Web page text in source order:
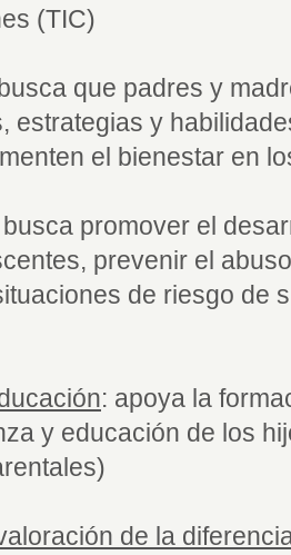
(TIC)
que padres y
estrategias y
el bienestar en
busca promover el
prevenir el
de riesgo de
: apoya la
y educación de los
de la